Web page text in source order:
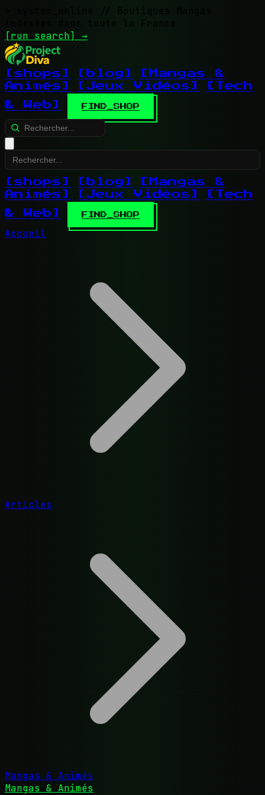
// Boutiques Mangas
indexées dans toute la France
[run search] →
[shops] [blog]
[Mangas &
Animés]
[Jeux Vidéos]
[Tech
& Web]
FIND_SHOP
[shops] [blog]
[Mangas &
Animés]
[Jeux Vidéos]
[Tech
& Web]
FIND_SHOP
Accueil
Articles
Mangas & Animés
Mangas & Animés